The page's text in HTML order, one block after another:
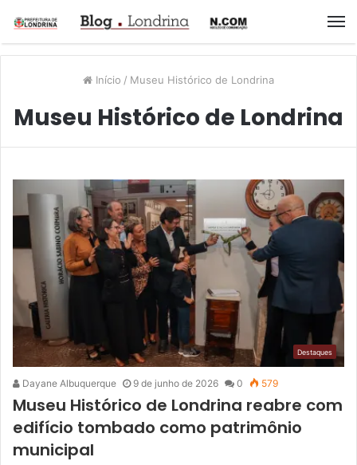
Início / Museu Histórico de Londrina
Museu Histórico de Londrina
Destaques
Dayane Albuquerque 9 de junho de 2026 0 579
Museu Histórico de Londrina reabre com
edifício tombado como patrimônio
municipal